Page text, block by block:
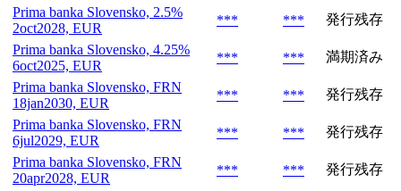
Prima banka Slovensko, 2.5%
2oct2028, EUR
*** ***
発行残存
Prima banka Slovensko, 4.25%
6oct2025, EUR
*** ***
満期済み
Prima banka Slovensko, FRN
18jan2030, EUR
*** ***
発行残存
Prima banka Slovensko, FRN
6jul2029, EUR
*** ***
発行残存
Prima banka Slovensko, FRN
20apr2028, EUR
*** ***
発行残存